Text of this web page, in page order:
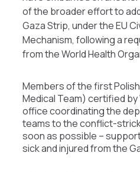
of the broader effort to
Gaza Strip, under the EU
Mechanism, following a
from the World Health
Members of the first
Medical Team) certified by
office coordinating the
teams to the conflict-
soon as possible –
sick and injured from the